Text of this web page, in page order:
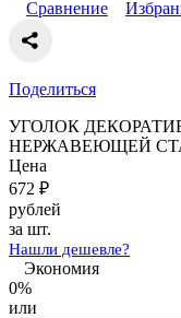
Сравнение
Поделиться
УГОЛОК
НЕРЖАВЕЮЩЕЙ
Цена
672 ₽
рублей
за шт.
Нашли дешевле?
Экономия
0%
или